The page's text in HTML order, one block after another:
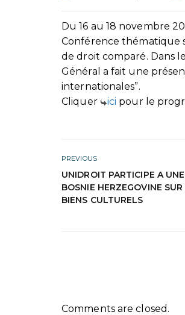
Du 16 au 18 novembre
Conférence thématique
de droit comparé. Dans
Général a fait une
internationales”.
Cliquer
ici pour le
PREVIOUS
UNIDROIT PARTICIPE A
BOSNIE HERZEGOVINE
BIENS CULTURELS
Comments are closed.